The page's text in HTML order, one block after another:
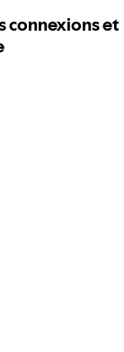
connexions et